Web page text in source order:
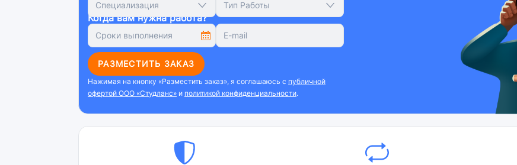
Специализация Тип Работы
Когда вам нужна работа?
РАЗМЕСТИТЬ ЗАКАЗ
Нажимая на кнопку «Разместить заказ», я соглашаюсь с публичной
офертой ООО «Студланс» и политикой конфиденциальности.